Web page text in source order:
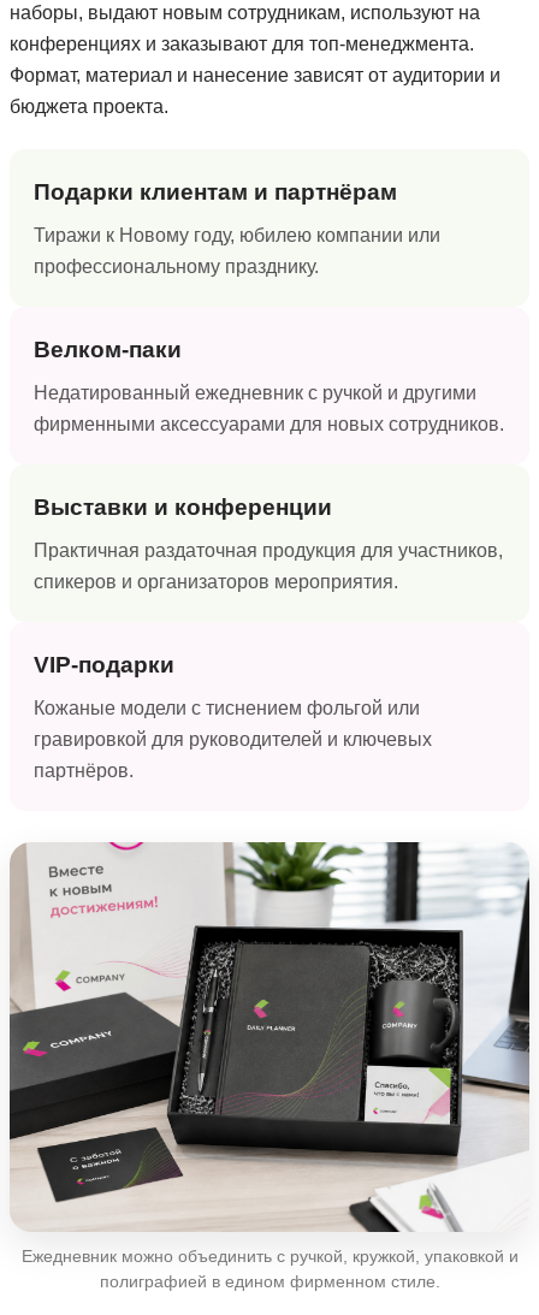
наборы, выдают новым сотрудникам, используют на
конференциях и заказывают для топ-менеджмента.
Формат, материал и нанесение зависят от аудитории и
бюджета проекта.
Подарки клиентам и партнёрам
Тиражи к Новому году, юбилею компании или
профессиональному празднику.
Велком-паки
Недатированный ежедневник с ручкой и другими
фирменными аксессуарами для новых сотрудников.
Выставки и конференции
Практичная раздаточная продукция для участников,
спикеров и организаторов мероприятия.
VIP-подарки
Кожаные модели с тиснением фольгой или
гравировкой для руководителей и ключевых
партнёров.
Ежедневник можно объединить с ручкой, кружкой, упаковкой и
полиграфией в едином фирменном стиле.